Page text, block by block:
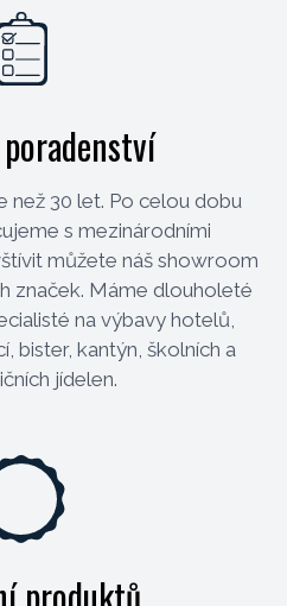
než 30 let. Po celou dobu
s mezinárodními
můžete náš showroom
značek. Máme dlouholeté
na výbavy hotelů,
bister, kantýn, školních a
jídelen.